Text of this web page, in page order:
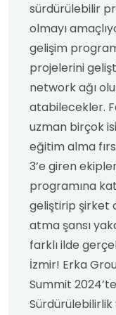
sürdürülebilir
olmayı
gelişim
projelerini
network ağı
atabilecekler.
uzman birçok
eğitim alma
3’e giren
programına
geliştirip şirket
atma şansı
farklı ilde
İzmir! Erka
Summit